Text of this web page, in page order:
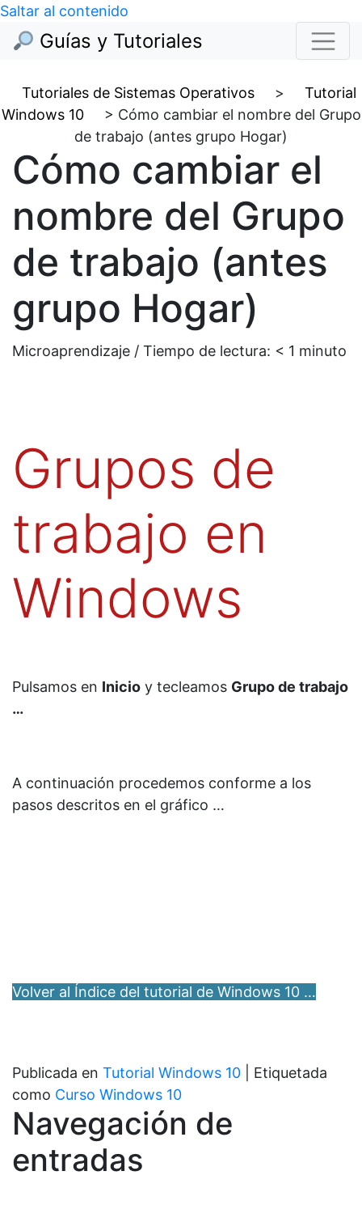
Saltar al contenido
Guías y Tutoriales
Tutoriales de Sistemas Operativos >
Tutorial
Windows 10
> Cómo cambiar el nombre del Grupo
de trabajo (antes grupo Hogar)
Cómo cambiar el
nombre del Grupo
de trabajo (antes
grupo Hogar)
Microaprendizaje / Tiempo de lectura: < 1 minuto
Grupos de
trabajo en
Windows
Pulsamos en Inicio y tecleamos Grupo de trabajo
…
A continuación procedemos conforme a los
pasos descritos en el gráfico …
Volver al Índice del tutorial de Windows 10 …
Publicada en Tutorial Windows 10
Etiquetada
como Curso Windows 10
Navegación de
entradas